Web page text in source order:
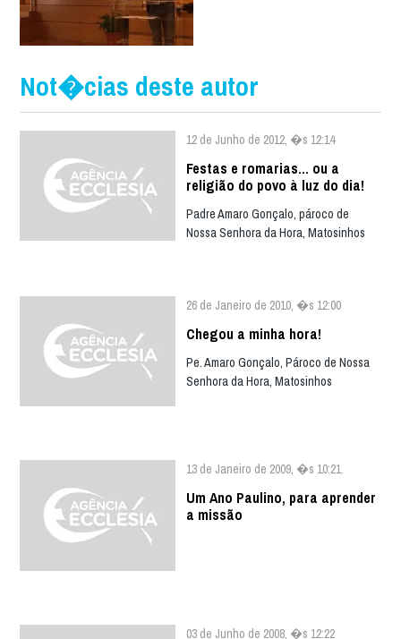
Not�cias deste autor
12 de Junho de 2012, �s 12:14
Festas e romarias... ou a
religião do povo à luz do dia!
Padre Amaro Gonçalo, pároco de
Nossa Senhora da Hora, Matosinhos
26 de Janeiro de 2010, �s 12:00
Chegou a minha hora!
Pe. Amaro Gonçalo, Pároco de Nossa
Senhora da Hora, Matosinhos
13 de Janeiro de 2009, �s 10:21
Um Ano Paulino, para aprender
a missão
03 de Junho de 2008, �s 12:22